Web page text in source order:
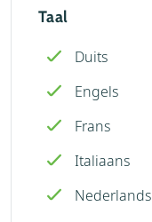
Taal
Duits
Engels
Frans
Italiaans
Nederlands